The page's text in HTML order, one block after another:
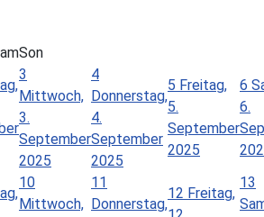
Son
3
Mittwoch,
3.
September
2025
4
Donnerstag,
4.
September
2025
5 Freitag,
5.
September
2025
6
6.
10
Mittwoch,
11
Donnerstag,
12 Freitag,
13